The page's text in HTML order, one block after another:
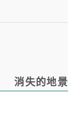
消失的地景